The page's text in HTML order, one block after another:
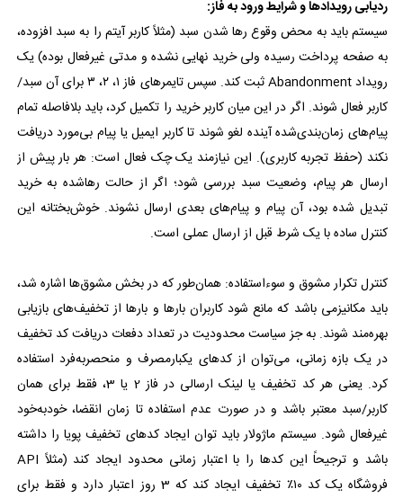
ردیابی رویدادها و شرایط ورود به فاز:
سیستم باید به محض وقوع رها شدن سبد (مثلاً کاربر آیتم را به سبد افزوده،
به صفحه پرداخت رسیده ولی خرید نهایی نشده و مدتی غیرفعال بوده) یک
رویداد Abandonment ثبت کند. سپس تایمرهای فاز ۱، ۲، ۳ برای آن سبد/
کاربر فعال شوند. اگر در این میان کاربر خرید را تکمیل کرد، باید بلافاصله تمام
پیام‌های زمان‌بندی‌شده آینده لغو شوند تا کاربر ایمیل یا پیام بی‌مورد دریافت
نکند (حفظ تجربه کاربری). این نیازمند یک چک فعال است: هر بار پیش از
ارسال هر پیام، وضعیت سبد بررسی شود؛ اگر از حالت رهاشده به خرید
تبدیل شده بود، آن پیام و پیام‌های بعدی ارسال نشوند. خوش‌بختانه این
کنترل ساده با یک شرط قبل از ارسال عملی است.
کنترل تکرار مشوق و سوءاستفاده: همان‌طور که در بخش مشوق‌ها اشاره شد،
باید مکانیزمی باشد که مانع شود کاربران بارها و بارها از تخفیف‌های بازیابی
بهره‌مند شوند. به جز سیاست محدودیت در تعداد دفعات دریافت کد تخفیف
در یک بازه زمانی، می‌توان از کدهای یکبارمصرف و منحصر‌به‌فرد استفاده
کرد. یعنی هر کد تخفیف یا لینک ارسالی در فاز 2 یا 3، فقط برای همان
کاربر/سبد معتبر باشد و در صورت عدم استفاده تا زمان انقضا، خودبه‌خود
غیرفعال شود. سیستم ماژولار باید توان ایجاد کدهای تخفیف پویا را داشته
باشد و ترجیحاً این کدها را با اعتبار زمانی محدود ایجاد کند (مثلاً API
فروشگاه یک کد ۱۰٪ تخفیف ایجاد کند که 3 روز اعتبار دارد و فقط برای